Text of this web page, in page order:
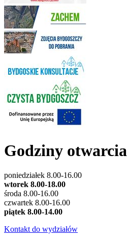
Godziny otwarcia
poniedziałek 8.00-16.00
wtorek 8.00-18.00
środa 8.00-16.00
czwartek 8.00-16.00
piątek 8.00-14.00
Kontakt do wydziałów